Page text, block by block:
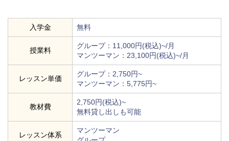
入学金 無料
授業料
グループ：11,000円(税込)~/月
マンツーマン：23,100円(税込)~/月
レッスン単価
グループ：2,750円~
マンツーマン：5,775円~
教材費
2,750円(税込)~
無料貸し出しも可能
レッスン体系
マンツーマン